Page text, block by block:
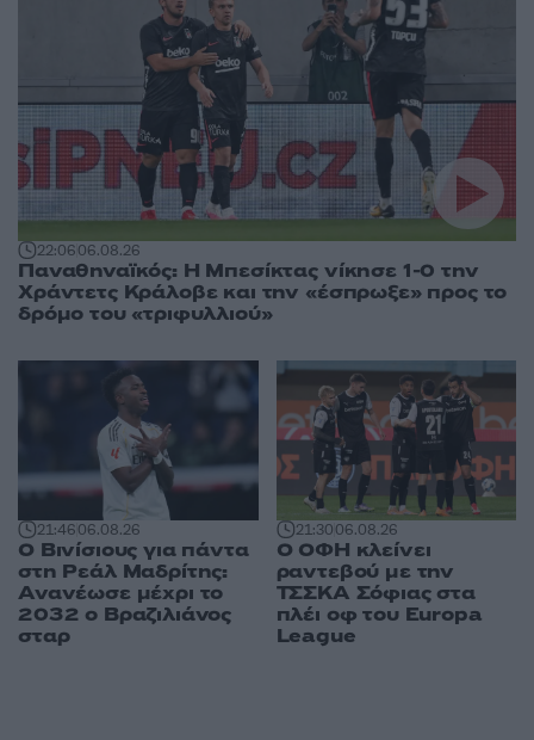
22:0606.08.26
Παναθηναϊκός: Η Μπεσίκτας νίκησε 1-0 την
Χράντετς Κράλοβε και την «έσπρωξε» προς το
δρόμο του «τριφυλλιού»
21:4606.08.26
Ο Βινίσιους για πάντα
στη Ρεάλ Μαδρίτης:
Ανανέωσε μέχρι το
2032 ο Βραζιλιάνος
σταρ
21:3006.08.26
Ο ΟΦΗ κλείνει
ραντεβού με την
ΤΣΣΚΑ Σόφιας στα
πλέι οφ του Europa
League